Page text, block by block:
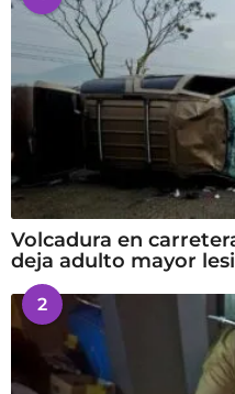
Volcadura en
deja adulto mayor
2